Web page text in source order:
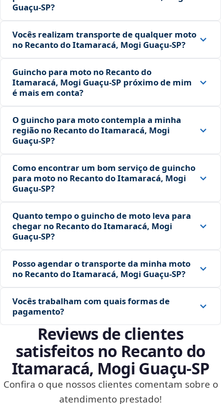
Guaçu‑SP?
Vocês realizam transporte de qualquer moto
no Recanto do Itamaracá, Mogi Guaçu‑SP?
Guincho para moto no Recanto do
Itamaracá, Mogi Guaçu‑SP próximo de mim
é mais em conta?
O guincho para moto contempla a minha
região no Recanto do Itamaracá, Mogi
Guaçu‑SP?
Como encontrar um bom serviço de guincho
para moto no Recanto do Itamaracá, Mogi
Guaçu‑SP?
Quanto tempo o guincho de moto leva para
chegar no Recanto do Itamaracá, Mogi
Guaçu‑SP?
Posso agendar o transporte da minha moto
no Recanto do Itamaracá, Mogi Guaçu‑SP?
Vocês trabalham com quais formas de
pagamento?
Reviews de clientes
satisfeitos no Recanto do
Itamaracá, Mogi Guaçu‑SP
Confira o que nossos clientes comentam sobre o
atendimento prestado!